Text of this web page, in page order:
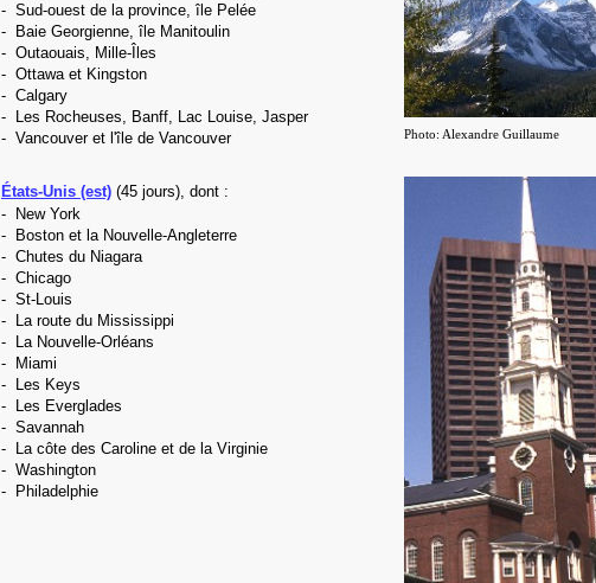
- Sud-ouest de la province, île Pelée
- Baie Georgienne, île Manitoulin
- Outaouais, Mille-Îles
- Ottawa et Kingston
- Calgary
- Les Rocheuses, Banff, Lac Louise, Jasper
- Vancouver et l'île de Vancouver
Photo: Alexandre Guillaume
États-Unis (est) (45 jours), dont :
- New York
- Boston et la Nouvelle-Angleterre
- Chutes du Niagara
- Chicago
- St-Louis
- La route du Mississippi
- La Nouvelle-Orléans
- Miami
- Les Keys
- Les Everglades
- Savannah
- La côte des Caroline et de la Virginie
- Washington
- Philadelphie